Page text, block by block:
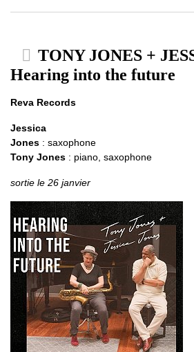
TONY JONES +
Hearing into the future
Reva Records
Jessica
Jones : saxophone
Tony Jones : piano, saxophone
sortie le 26 janvier